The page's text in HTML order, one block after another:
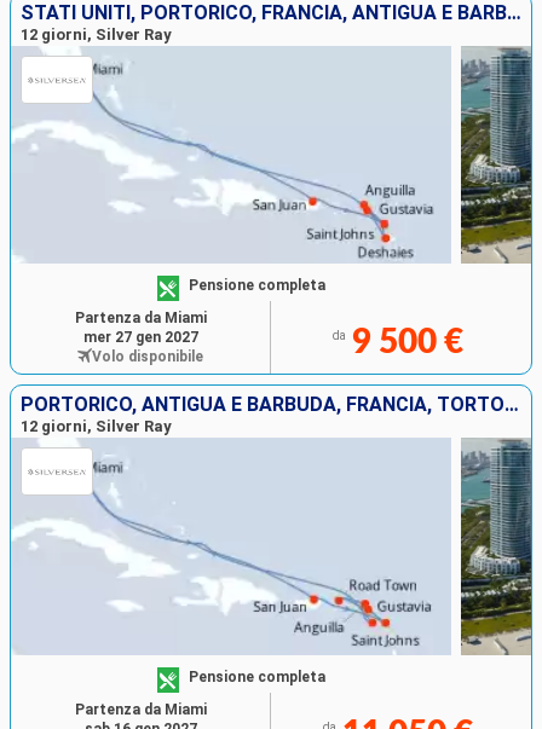
STATI UNITI, PORTORICO, FRANCIA, ANTIGUA E BARBUDA, ANGUILLA
12 giorni, Silver Ray
Pensione completa
da 9 500 €
Partenza da Miami
mer 27 gen 2027
Volo disponibile
PORTORICO, ANTIGUA E BARBUDA, FRANCIA, TORTOLA, ANGUILLA, STATI UNITI
12 giorni, Silver Ray
Pensione completa
Partenza da Miami